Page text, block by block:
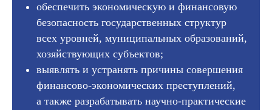
обеспечить экономическую и финансовую
безопасность государственных структур
всех уровней, муниципальных образований,
хозяйствующих субъектов;
выявлять и устранять причины совершения
финансово-экономических преступлений,
а также разрабатывать научно-практические